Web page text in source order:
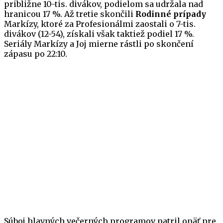
približne 10-tis. divákov, podielom sa udržala nad
hranicou 17 %. Až tretie skončili Rodinné prípady
Markízy, ktoré za Profesionálmi zaostali o 7-tis.
divákov (12-54), získali však taktiež podiel 17 %.
Seriály Markízy a Joj mierne rástli po skončení
zápasu po 22:10.